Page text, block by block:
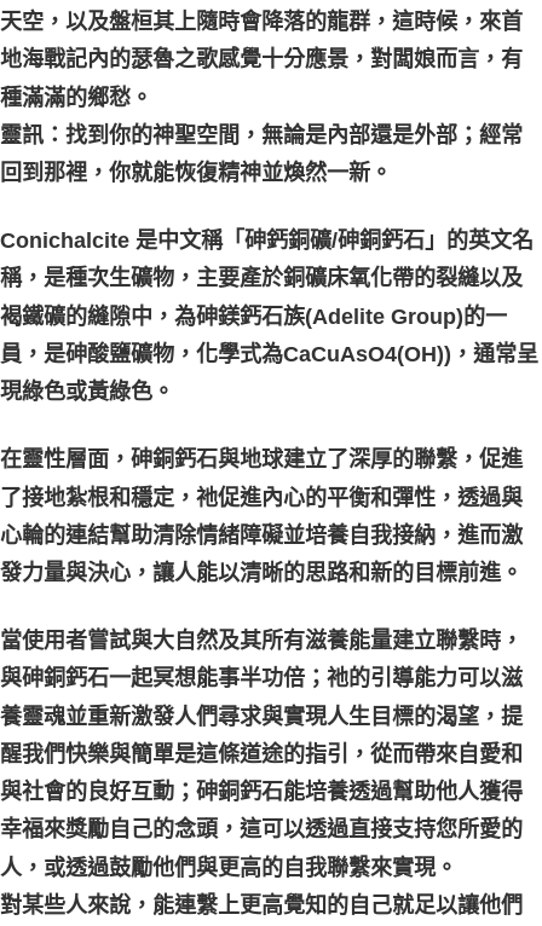
天空，以及盤桓其上隨時會降落的龍群，這時候，來首
地海戰記內的瑟魯之歌感覺十分應景，對闆娘而言，有
種滿滿的鄉愁。
靈訊：找到你的神聖空間，無論是內部還是外部；經常
回到那裡，你就能恢復精神並煥然一新。
Conichalcite 是中文稱「砷鈣銅礦/砷銅鈣石」的英文名
稱，是種次生礦物，主要產於銅礦床氧化帶的裂縫以及
褐鐵礦的縫隙中，為砷鎂鈣石族(Adelite Group)的一
員，是砷酸鹽礦物，化學式為CaCuAsO4(OH))，通常呈
現綠色或黃綠色。
在靈性層面，砷銅鈣石與地球建立了深厚的聯繫，促進
了接地紮根和穩定，祂促進內心的平衡和彈性，透過與
心輪的連結幫助清除情緒障礙並培養自我接納，進而激
發力量與決心，讓人能以清晰的思路和新的目標前進。
當使用者嘗試與大自然及其所有滋養能量建立聯繫時，
與砷銅鈣石一起冥想能事半功倍；祂的引導能力可以滋
養靈魂並重新激發人們尋求與實現人生目標的渴望，提
醒我們快樂與簡單是這條道途的指引，從而帶來自愛和
與社會的良好互動；砷銅鈣石能培養透過幫助他人獲得
幸福來獎勵自己的念頭，這可以透過直接支持您所愛的
人，或透過鼓勵他們與更高的自我聯繫來實現。
對某些人來說，能連繫上更高覺知的自己就足以讓他們